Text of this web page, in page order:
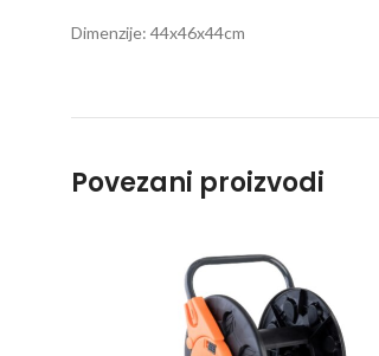
Dimenzije: 44x46x44cm
Povezani proizvodi